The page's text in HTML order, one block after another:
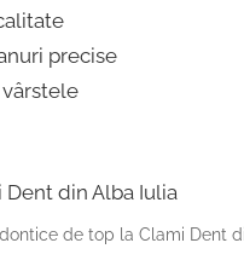
precise
de top la Clami Dent